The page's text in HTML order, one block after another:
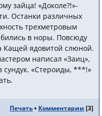
зайца! «Доколе?!»-
Останки различных
трехметровым
в норы. Повсюду
Кащей ядовитой слюной.
написал «Заиц»,
сундук. «Стероиды, ***!»
Печать• Комментарии [3]